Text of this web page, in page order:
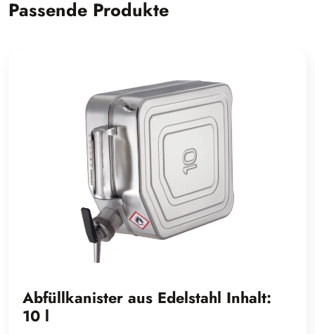
Passende Produkte
Abfüllkanister aus Edelstahl Inhalt:
10 l